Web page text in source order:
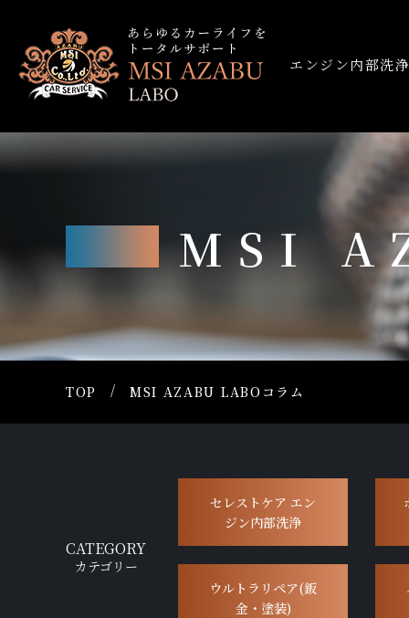
エンジン内部洗浄
MSI
TOP MSI AZABU LABOコラム
CATEGORY
カテゴリー
セレストケア エン
ジン内部洗浄
ウルトラリペア(鈑
金・塗装)